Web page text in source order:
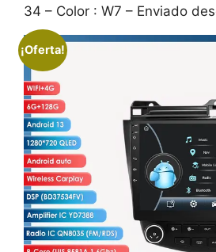
34 – Color : W7 – Enviado
¡Oferta!